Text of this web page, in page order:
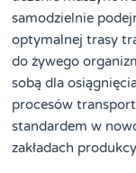
samodzielnie
optymalnej trasy
do żywego
sobą dla
procesów
standardem w
zakładach